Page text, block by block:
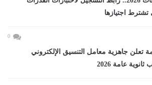
تشترط اجتيازها
0
تعلن جاهزية معامل التنسيق الإلكتروني
عامة 2026